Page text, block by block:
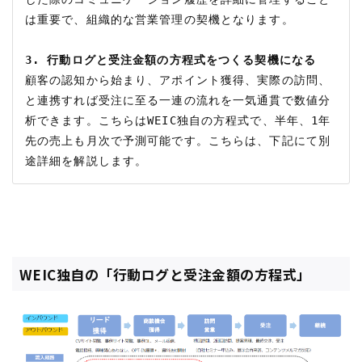
は重要で、組織的な営業管理の契機となります。
3. 行動ログと受注金額の方程式をつくる契機になる
顧客の認知から始まり、アポイント獲得、実際の訪問、
と連携すれば受注に至る一連の流れを一気通貫で数値分
析できます。こちらはWEIC独自の方程式で、半年、1年
先の売上も月次で予測可能です。こちらは、下記にて別
WEIC独自の「行動ログと受注金額の方程式」